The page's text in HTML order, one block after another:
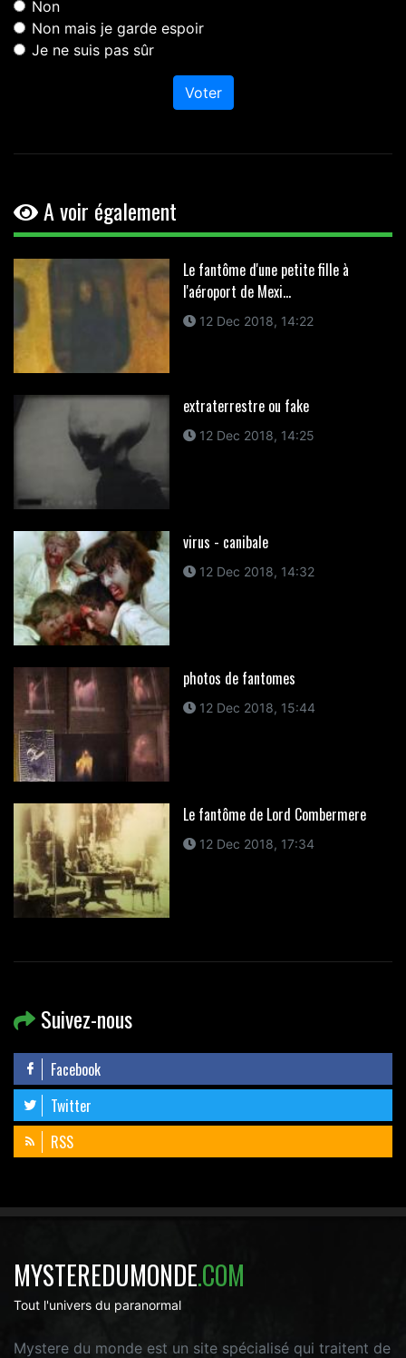
Non
Non mais je garde espoir
Je ne suis pas sûr
Voter
A voir également
Le fantôme d'une petite fille à
l'aéroport de Mexi...
12 Dec 2018, 14:22
extraterrestre ou fake
12 Dec 2018, 14:25
virus - canibale
12 Dec 2018, 14:32
photos de fantomes
12 Dec 2018, 15:44
Le fantôme de Lord Combermere
12 Dec 2018, 17:34
Suivez-nous
Facebook
Twitter
RSS
MYSTEREDUMONDE.COM
Tout l'univers du paranormal
Mystere du monde est un site spécialisé qui traitent de